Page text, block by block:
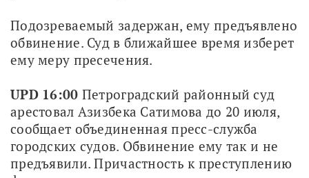
Подозреваемый задержан, ему предъявлено
обвинение. Суд в ближайшее время изберет
ему меру пресечения.
UPD 16:00 Петроградский районный суд
арестовал Азизбека Сатимова до 20 июля,
сообщает объединенная пресс-служба
городских судов. Обвинение ему так и не
предъявили. Причастность к преступлению